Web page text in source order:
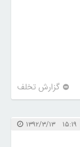
گزارش تخلف
۱۵:۱۹ ۱۳۹۲/۳/۱۳